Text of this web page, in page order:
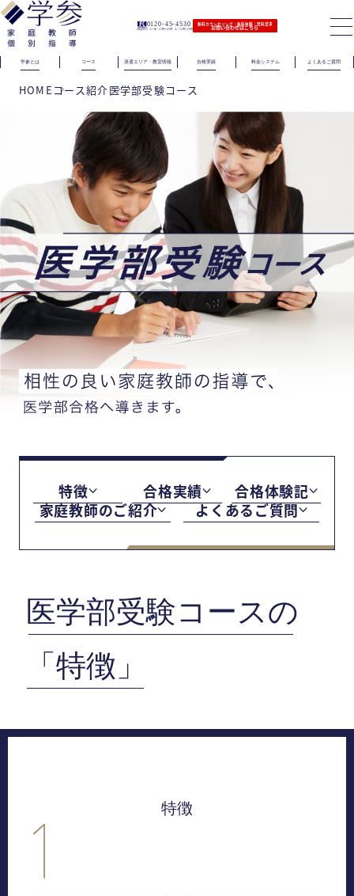
0120-45-4530
（電話受付）火〜金｜11時〜21時 土｜11時〜19時
無料カウンセリング｜無料体験｜資料請求
お問い合わせはこちら
学参とは コース 派遣エリア・教室情報 合格実績 料金システム よくあるご質問
HOME コース紹介医学部受験コース
特徴 合格実績
合格体験記
家庭教師のご紹介
よくあるご質問
医学部受験コースの
「特徴」
特徴